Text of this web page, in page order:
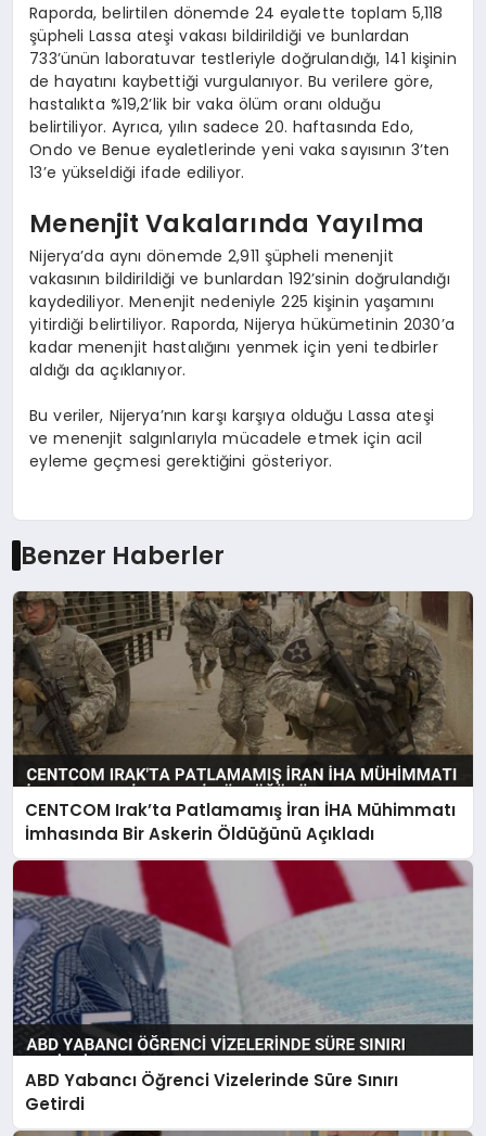
Raporda, belirtilen dönemde 24 eyalette toplam 5,118
şüpheli Lassa ateşi vakası bildirildiği ve bunlardan
733’ünün laboratuvar testleriyle doğrulandığı, 141 kişinin
de hayatını kaybettiği vurgulanıyor. Bu verilere göre,
hastalıkta %19,2’lik bir vaka ölüm oranı olduğu
belirtiliyor. Ayrıca, yılın sadece 20. haftasında Edo,
Ondo ve Benue eyaletlerinde yeni vaka sayısının 3’ten
13’e yükseldiği ifade ediliyor.
Menenjit Vakalarında Yayılma
Nijerya’da aynı dönemde 2,911 şüpheli menenjit
vakasının bildirildiği ve bunlardan 192’sinin doğrulandığı
kaydediliyor. Menenjit nedeniyle 225 kişinin yaşamını
yitirdiği belirtiliyor. Raporda, Nijerya hükümetinin 2030’a
kadar menenjit hastalığını yenmek için yeni tedbirler
aldığı da açıklanıyor.
Bu veriler, Nijerya’nın karşı karşıya olduğu Lassa ateşi
ve menenjit salgınlarıyla mücadele etmek için acil
eyleme geçmesi gerektiğini gösteriyor.
Benzer Haberler
CENTCOM Irak’ta Patlamamış İran İHA Mühimmatı
İmhasında Bir Askerin Öldüğünü Açıkladı
ABD Yabancı Öğrenci Vizelerinde Süre Sınırı
Getirdi